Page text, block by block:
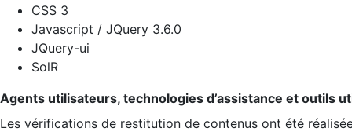
CSS 3
Javascript / JQuery 3.6.0
JQuery-ui
SolR
Agents utilisateurs, technologies d’assistance et outils
Les vérifications de restitution de contenus ont été